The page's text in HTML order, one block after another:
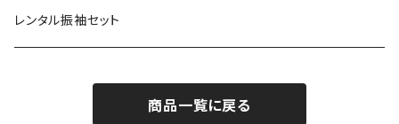
雪駄
帯揚
KIMONOanne.コラボ
井原デニム
浴衣小物
コート
半巾帯
帯揚
草履・下駄
レンタル振袖セット
商品一覧に戻る